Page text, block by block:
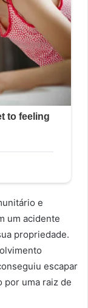
e
um acidente
propriedade.
escapar
por uma raiz de